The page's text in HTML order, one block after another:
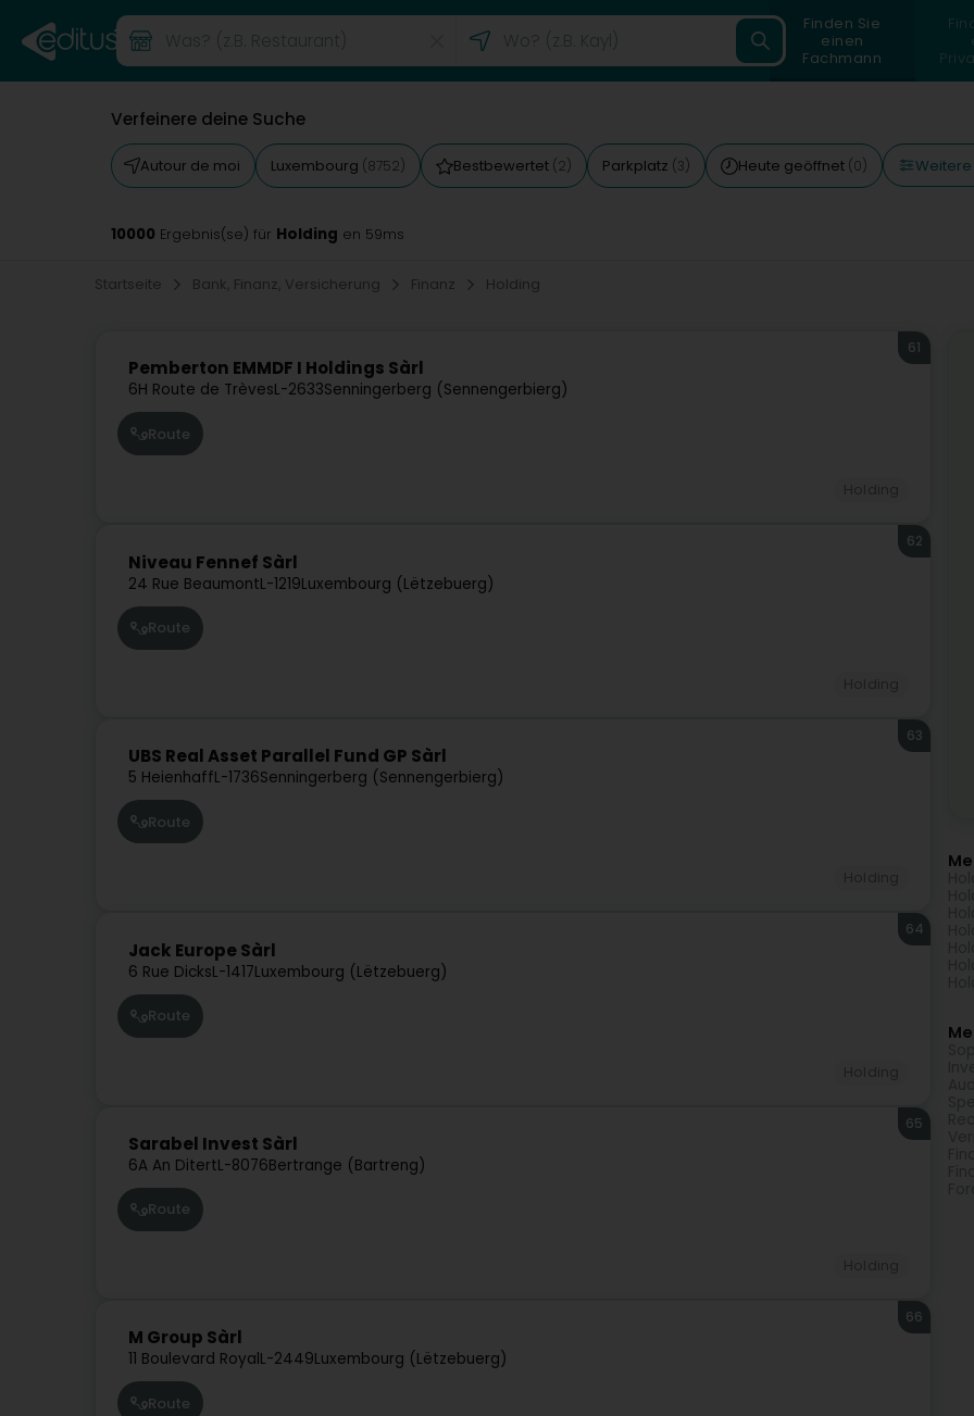
Finden Sie
einen
Fachmann
Verfeinere deine Suche
Autour de moi Luxembourg (8752) Bestbewertet (2) Parkplatz (3) Heute geöffnet (0) Weitere
10000 Ergebnis(se) für Holding en 59ms
Startseite Bank, Finanz, Versicherung Finanz Holding
Pemberton EMMDF I Holdings Sàrl
6H Route de TrèvesL-2633Senningerberg (Sennengerbierg)
61
Route
Niveau Fennef Sàrl
24 Rue BeaumontL-1219Luxembourg (Lëtzebuerg)
62
Route
UBS Real Asset Parallel Fund GP Sàrl
5 HeienhaffL-1736Senningerberg (Sennengerbierg)
63
Route
Jack Europe Sàrl
6 Rue DicksL-1417Luxembourg (Lëtzebuerg)
64
Route
Sarabel Invest Sàrl
6A An DitertL-8076Bertrange (Bartreng)
65
Route
M Group Sàrl
11 Boulevard RoyalL-2449Luxembourg (Lëtzebuerg)
66
Route